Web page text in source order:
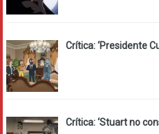
Crítica: ‘Presidente
Crítica: ‘Stuart no